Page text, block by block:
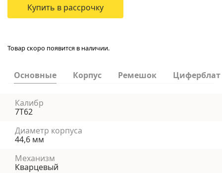
Купить в рассрочку
Товар скоро появится в наличии.
Основные Корпус Ремешок Циферблат
Калибр
7T62
Диаметр корпуса
44,6 мм
Механизм
Кварцевый